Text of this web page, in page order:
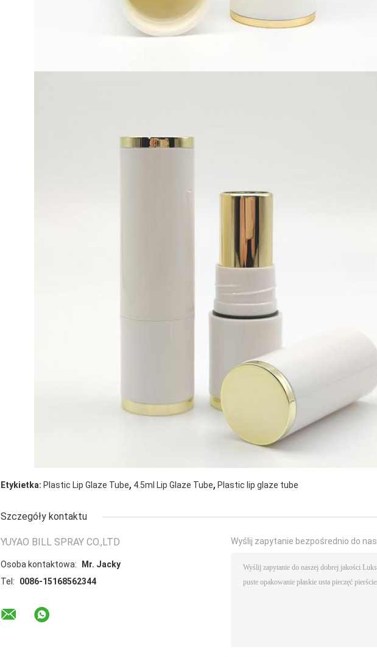
Etykietka: Plastic Lip Glaze Tube, 4.5ml Lip Glaze Tube, Plastic lip glaze tube
Szczegóły kontaktu
YUYAO BILL SPRAY CO.,LTD
Osoba kontaktowa:
Mr. Jacky
Tel:
0086-15168562344
Wyślij zapytanie bezpośrednio do nas